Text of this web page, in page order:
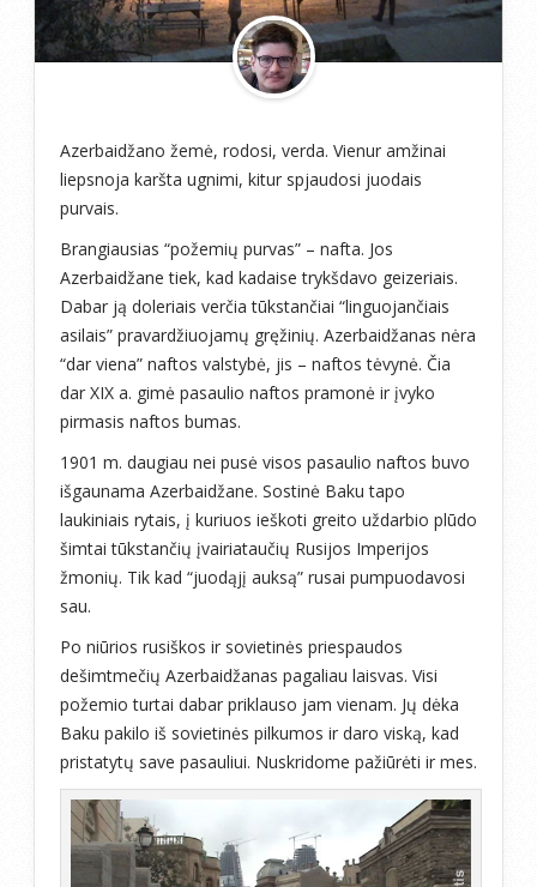
Azerbaidžano žemė, rodosi, verda. Vienur amžinai
liepsnoja karšta ugnimi, kitur spjaudosi juodais
purvais.
Brangiausias “požemių purvas” – nafta. Jos
Azerbaidžane tiek, kad kadaise trykšdavo geizeriais.
Dabar ją doleriais verčia tūkstančiai “linguojančiais
asilais” pravardžiuojamų gręžinių. Azerbaidžanas nėra
“dar viena” naftos valstybė, jis – naftos tėvynė. Čia
dar XIX a. gimė pasaulio naftos pramonė ir įvyko
pirmasis naftos bumas.
1901 m. daugiau nei pusė visos pasaulio naftos buvo
išgaunama Azerbaidžane. Sostinė Baku tapo
laukiniais rytais, į kuriuos ieškoti greito uždarbio plūdo
šimtai tūkstančių įvairiataučių Rusijos Imperijos
žmonių. Tik kad “juodąjį auksą” rusai pumpuodavosi
sau.
Po niūrios rusiškos ir sovietinės priespaudos
dešimtmečių Azerbaidžanas pagaliau laisvas. Visi
požemio turtai dabar priklauso jam vienam. Jų dėka
Baku pakilo iš sovietinės pilkumos ir daro viską, kad
pristatytų save pasauliui. Nuskridome pažiūrėti ir mes.